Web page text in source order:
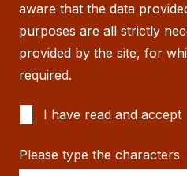
aware that the data
purposes are all strictly
provided by the site, for
required.
I have read and accept
Please type the characters